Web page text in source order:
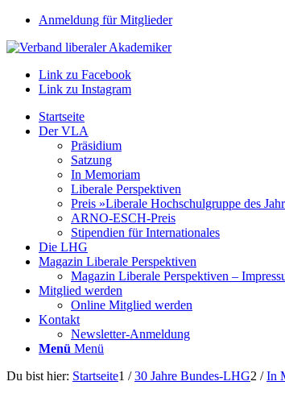
Anmeldung für Mitglieder
Link zu Facebook
Link zu Instagram
Startseite
Der VLA
Präsidium
Satzung
In Memoriam
Liberale Perspektiven
Preis »Liberale Hochschulgruppe des
ARNO-ESCH-Preis
Stipendien für Internationales
Die LHG
Magazin Liberale Perspektiven
Magazin Liberale Perspektiven –
Mitglied werden
Online Mitglied werden
Kontakt
Newsletter-Anmeldung
Menü Menü
Du bist hier: Startseite1 / 30 Jahre Bundes-LHG2 / In